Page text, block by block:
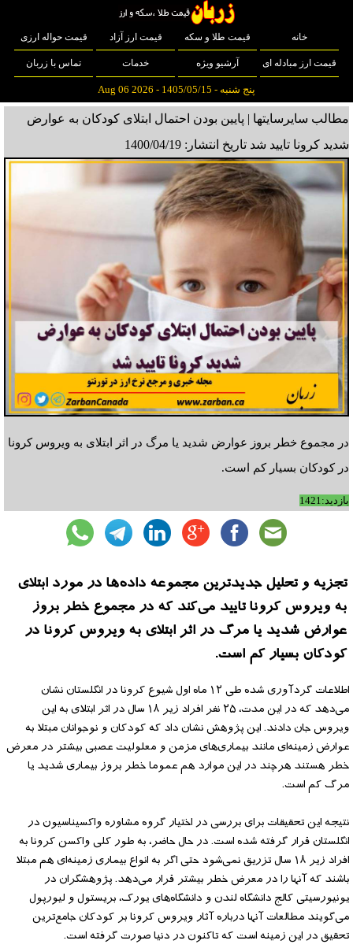
خانه قیمت طلا و سکه قیمت ارز آزاد قیمت حواله ارزی
قیمت ارز مبادله ای آرشیو ویژه خدمات تماس با زربان
پنج شنبه - 1405/05/15 - Aug 06 2026
مطالب سایرسایتها | پایین بودن احتمال ابتلای کودکان به عوارض
شدید کرونا تایید شد تاریخ انتشار: 1400/04/19
در مجموع خطر بروز عوارض شدید یا مرگ در اثر ابتلای به ویروس کرونا
در کودکان بسیار کم است.
بازدید:1421
تجزیه و تحلیل جدیدترین مجموعه داده‌ها در مورد ابتلای
به ویروس کرونا تایید می‌کند که در مجموع خطر بروز
عوارض شدید یا مرگ در اثر ابتلای به ویروس کرونا در
کودکان بسیار کم است.
اطلاعات گردآوری شده طی ۱۲ ماه اول شیوع کرونا در انگلستان نشان
می‌دهد که در این مدت، ۲۵ نفر افراد زیر ۱۸ سال در اثر ابتلای به این
ویروس جان دادند. این پژوهش نشان داد که کودکان و نوجوانان مبتلا به
عوارض زمینه‌ای مانند بیماری‌های مزمن و معلولیت عصبی بیشتر در معرض
خطر هستند هرچند در این موارد هم عموما خطر بروز بیماری شدید یا
مرگ کم است.
نتیجه این تحقیقات برای بررسی در اختیار گروه مشاوره واکسیناسیون در
انگلستان قرار گرفته شده است. در حال حاضر، به طور کلی واکسن کرونا به
افراد زیر ۱۸ سال تزریق نمی‌شود حتی اگر به انواع بیماری زمینه‌ای هم مبتلا
باشند که آنها را در معرض خطر بیشتر قرار می‌دهد. پژوهشگران در
یونیورسیتی کالج دانشگاه لندن و دانشگاه‌های یورک، بریستول و لیورپول
می‌گویند مطالعات آنها درباره آثار ویروس کرونا بر کودکان جامع‌ترین
تحقیق در این زمینه است که تاکنون در دنیا صورت گرفته است.